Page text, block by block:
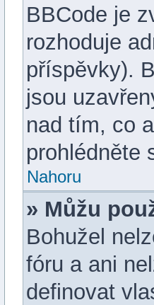
BBCode je
rozhoduje
příspěvky).
jsou
nad tím, co
prohlédněte
Nahoru
» Můžu
Bohužel
fóru a ani
definovat